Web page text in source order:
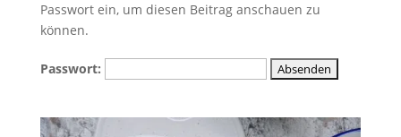
Passwort ein, um diesen Beitrag anschauen zu
können.
Passwort: